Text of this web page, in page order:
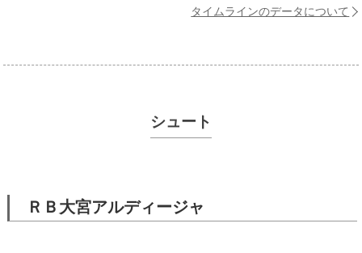
タイムラインのデータについて
シュート
ＲＢ大宮アルディージャ